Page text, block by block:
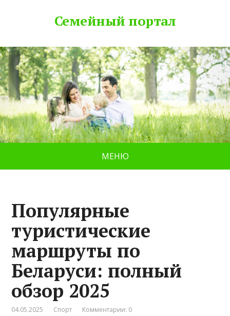
Семейный портал
МЕНЮ
Популярные
туристические
маршруты по
Беларуси: полный
обзор 2025
04.05.2025 Спорт Комментарии: 0